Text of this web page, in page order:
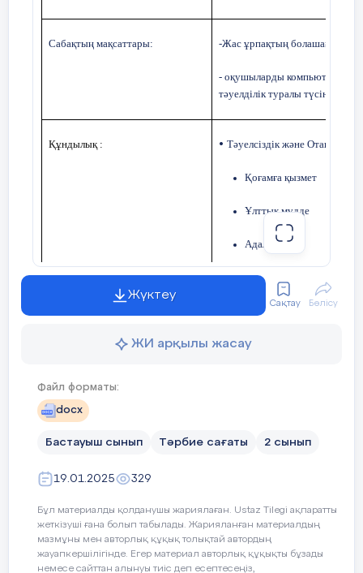
Сабақтың мақсаттары: -Жас ұрпақтың болашағы және
- оқушыларды компьютерлік
тәуелділік туралы түсінік беру.
Құндылық : • Тәуелсіздік және
Қоғамға қызмет
Ұлттық мүдде
Адал еңбек
апта дәйексөзі: «Әділет жолы-
сағатының
кезеңі\
35 мин
Дүниедегі бар нәрсенің асылы - жас ұрпақ
Болашақ
Жастар - ертеңгі күннің иесі. Олардың қолында біздің
еліміздің болашағы.
Жүктеу
Сақтау Бөлісу
ЖИ арқылы жасау
Файл форматы:
docx
Бастауыш сынып Тәрбие сағаты 2 сынып
19.01.2025 329
Бұл материалды қолданушы жариялаған. Ustaz Tilegi ақпаратты
жеткізуші ғана болып табылады. Жарияланған материалдың
мазмұны мен авторлық құқық толықтай автордың
жауапкершілігінде. Егер материал авторлық құқықты бұзады
немесе сайттан алынуы тиіс деп есептесеңіз,